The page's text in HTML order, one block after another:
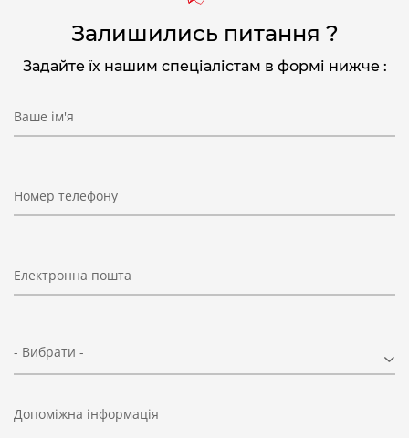
Залишились питання ?
Задайте їх нашим спеціалістам в формі нижче :
Ваше ім'я
Номер телефону
Електронна пошта
- Вибрати -
Допоміжна інформація